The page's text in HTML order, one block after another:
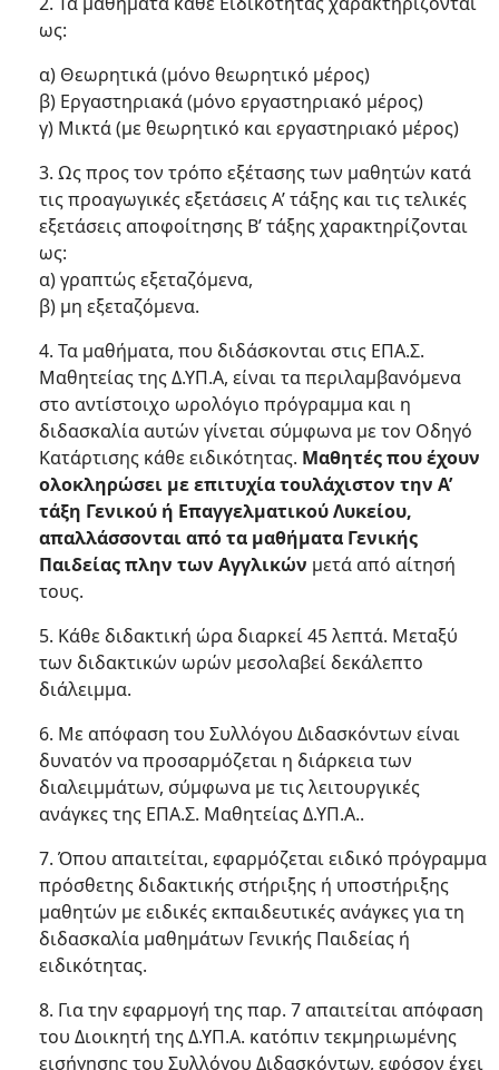
ως:
α) Θεωρητικά (μόνο θεωρητικό μέρος)
β) Εργαστηριακά (μόνο εργαστηριακό μέρος)
γ) Μικτά (με θεωρητικό και εργαστηριακό μέρος)
3. Ως προς τον τρόπο εξέτασης των μαθητών κατά
τις προαγωγικές εξετάσεις Α’ τάξης και τις τελικές
εξετάσεις αποφοίτησης Β’ τάξης χαρακτηρίζονται
ως:
α) γραπτώς εξεταζόμενα,
β) μη εξεταζόμενα.
4. Τα μαθήματα, που διδάσκονται στις ΕΠΑ.Σ.
Μαθητείας της Δ.ΥΠ.Α, είναι τα περιλαμβανόμενα
στο αντίστοιχο ωρολόγιο πρόγραμμα και η
διδασκαλία αυτών γίνεται σύμφωνα με τον Οδηγό
Κατάρτισης κάθε ειδικότητας. Μαθητές που έχουν
ολοκληρώσει με επιτυχία τουλάχιστον την Α’
τάξη Γενικού ή Επαγγελματικού Λυκείου,
απαλλάσσονται από τα μαθήματα Γενικής
Παιδείας πλην των Αγγλικών μετά από αίτησή
τους.
5. Κάθε διδακτική ώρα διαρκεί 45 λεπτά. Μεταξύ
των διδακτικών ωρών μεσολαβεί δεκάλεπτο
διάλειμμα.
6. Με απόφαση του Συλλόγου Διδασκόντων είναι
δυνατόν να προσαρμόζεται η διάρκεια των
διαλειμμάτων, σύμφωνα με τις λειτουργικές
ανάγκες της ΕΠΑ.Σ. Μαθητείας Δ.ΥΠ.Α..
7. Όπου απαιτείται, εφαρμόζεται ειδικό πρόγραμμα
πρόσθετης διδακτικής στήριξης ή υποστήριξης
μαθητών με ειδικές εκπαιδευτικές ανάγκες για τη
διδασκαλία μαθημάτων Γενικής Παιδείας ή
ειδικότητας.
8. Για την εφαρμογή της παρ. 7 απαιτείται απόφαση
του Διοικητή της Δ.ΥΠ.Α. κατόπιν τεκμηριωμένης
εισήγησης του Συλλόγου Διδασκόντων, εφόσον έχει